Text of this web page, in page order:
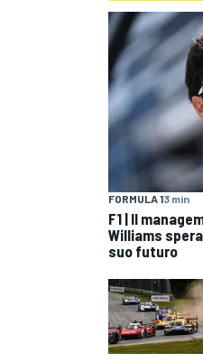
FORMULA 13 min
F1 | Il
Williams
suo futuro